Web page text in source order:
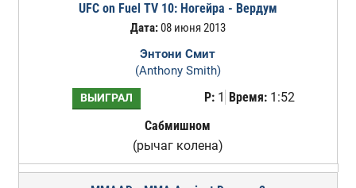
UFC on Fuel TV 10: Ногейра - Вердум
Дата:08 июня 2013
Энтони Смит
(Anthony Smith)
ВЫИГРАЛ Р:1 Время:1:52
Сабмишном
(рычаг колена)